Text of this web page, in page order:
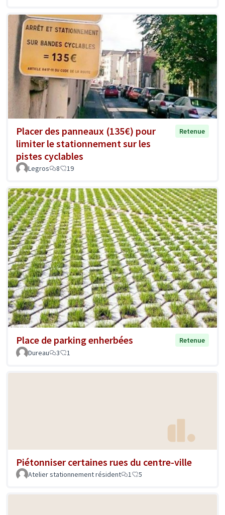
Placer des panneaux (135€) pour
limiter le stationnement sur les
pistes cyclables
Retenue
Legros 8 19
Place de parking enherbées
Retenue
Dureau
3 1
Piétonniser certaines rues du centre-ville
Atelier stationnement résident 1 5